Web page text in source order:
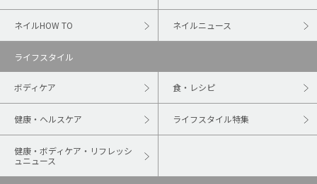
ネイルHOW TO ネイルニュース
ライフスタイル
ボディケア 食・レシピ
健康・ヘルスケア ライフスタイル特集
健康・ボディケア・リフレッシ
ュニュース